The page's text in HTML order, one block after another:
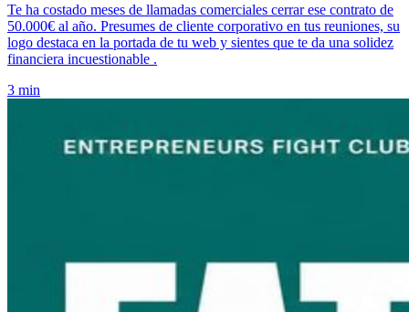
Te ha costado meses de llamadas comerciales cerrar ese contrato de
50.000€ al año. Presumes de cliente corporativo en tus reuniones, su
logo destaca en la portada de tu web y sientes que te da una solidez
financiera incuestionable .
3 min